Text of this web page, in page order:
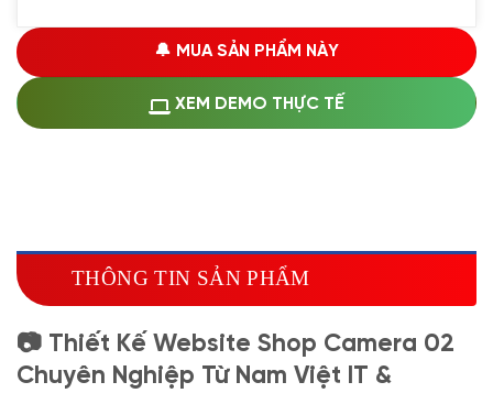
Cài plugin xử lý thanh toán tự động qua
ngân hàng vietcombank, techcombank,
Zalopay, QR code...(+1.500.000 VND)
🔰 MUA KÈM DỊCH VỤ
theme kèm hosting trong năm đầu sử dụng dịch vụ
hosting
🔰 MUA KÈM TÊN MIỀN
Tên miền Quốc tế(+350.000 VND)
🔔 MUA SẢN PHẨM NÀY
XEM DEMO THỰC TẾ
THÔNG TIN SẢN PHẨM
📷 Thiết Kế Website Shop Camera 02
Chuyên Nghiệp Từ Nam Việt IT &